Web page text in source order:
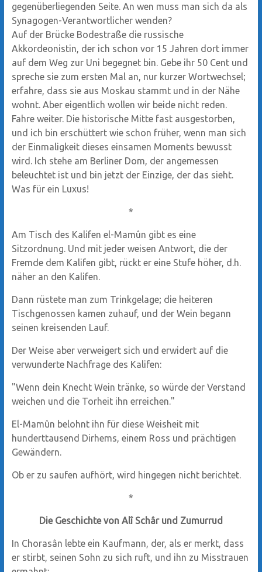
gegenüberliegenden Seite. An wen muss man sich da als
Synagogen-Verantwortlicher wenden?
Auf der Brücke Bodestraße die russische
Akkordeonistin, der ich schon vor 15 Jahren dort immer
auf dem Weg zur Uni begegnet bin. Gebe ihr 50 Cent und
spreche sie zum ersten Mal an, nur kurzer Wortwechsel;
erfahre, dass sie aus Moskau stammt und in der Nähe
wohnt. Aber eigentlich wollen wir beide nicht reden.
Fahre weiter. Die historische Mitte fast ausgestorben,
und ich bin erschüttert wie schon früher, wenn man sich
der Einmaligkeit dieses einsamen Moments bewusst
wird. Ich stehe am Berliner Dom, der angemessen
beleuchtet ist und bin jetzt der Einzige, der das sieht.
Was für ein Luxus!
*
Am Tisch des Kalifen el-Mamûn gibt es eine
Sitzordnung. Und mit jeder weisen Antwort, die der
Fremde dem Kalifen gibt, rückt er eine Stufe höher, d.h.
näher an den Kalifen.
Dann rüstete man zum Trinkgelage; die heiteren
Tischgenossen kamen zuhauf, und der Wein begann
seinen kreisenden Lauf.
Der Weise aber verweigert sich und erwidert auf die
verwunderte Nachfrage des Kalifen:
"Wenn dein Knecht Wein tränke, so würde der Verstand
weichen und die Torheit ihn erreichen."
El-Mamûn belohnt ihn für diese Weisheit mit
hunderttausend Dirhems, einem Ross und prächtigen
Gewändern.
Ob er zu saufen aufhört, wird hingegen nicht berichtet.
*
Die Geschichte von Alî Schâr und Zumurrud
In Chorasân lebte ein Kaufmann, der, als er merkt, dass
er stirbt, seinen Sohn zu sich ruft, und ihn zu Misstrauen